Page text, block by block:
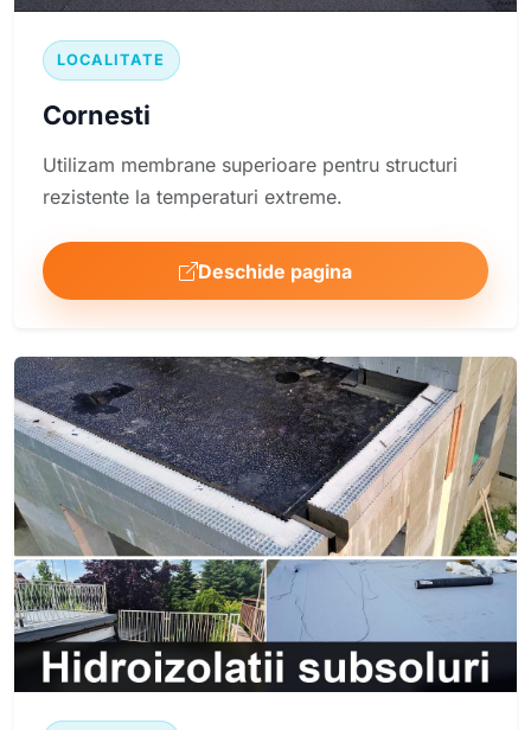
LOCALITATE
Cornesti
Utilizam membrane superioare pentru structuri
rezistente la temperaturi extreme.
Deschide pagina